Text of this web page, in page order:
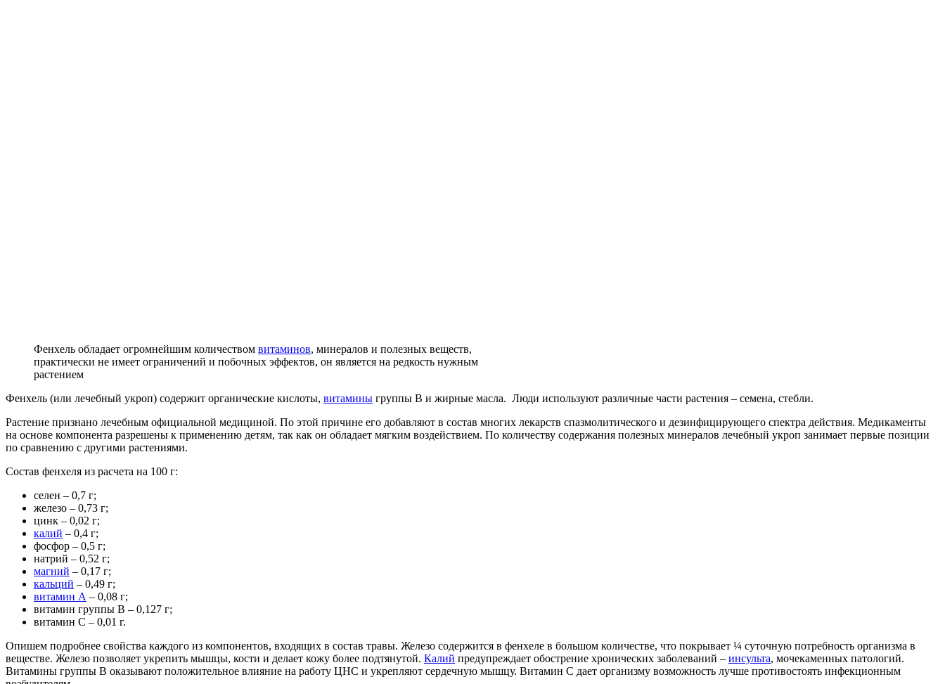
Фенхель обладает огромнейшим количеством витаминов, минералов и полезных веществ,
практически не имеет ограничений и побочных эффектов, он является на редкость нужным
растением
Фенхель (или лечебный укроп) содержит органические кислоты, витамины группы В и жирные масла. Люди используют различные части растения – семена, стебли.
Растение признано лечебным официальной медициной. По этой причине его добавляют в состав многих лекарств спазмолитического и дезинфицирующего спектра действия. Медикаменты
на основе компонента разрешены к применению детям, так как он обладает мягким воздействием. По количеству содержания полезных минералов лечебный укроп занимает первые позиции
по сравнению с другими растениями.
Состав фенхеля из расчета на 100 г:
селен – 0,7 г;
железо – 0,73 г;
цинк – 0,02 г;
калий – 0,4 г;
фосфор – 0,5 г;
натрий – 0,52 г;
магний – 0,17 г;
кальций – 0,49 г;
витамин А – 0,08 г;
витамин группы В – 0,127 г;
витамин С – 0,01 г.
Опишем подробнее свойства каждого из компонентов, входящих в состав травы. Железо содержится в фенхеле в большом количестве, что покрывает ¼ суточную потребность организма в
веществе. Железо позволяет укрепить мышцы, кости и делает кожу более подтянутой. Калий предупреждает обострение хронических заболеваний – инсульта, мочекаменных патологий.
Витамины группы В оказывают положительное влияние на работу ЦНС и укрепляют сердечную мышцу. Витамин С дает организму возможность лучше противостоять инфекционным